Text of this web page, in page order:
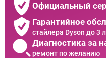
Официальный
Гарантийное
стайлера Dyson до 3
Диагностика за
ремонт по желанию